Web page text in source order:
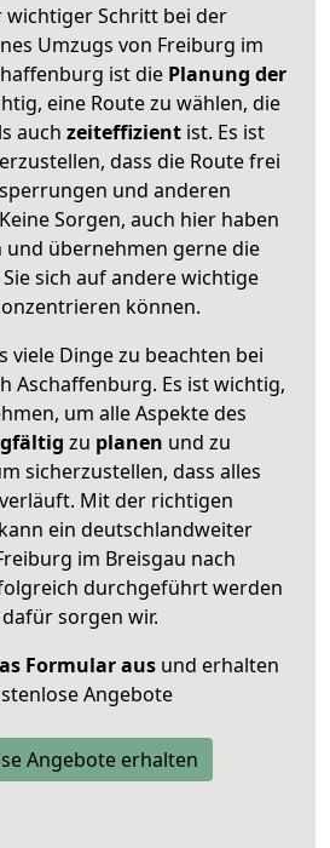
wichtiger Schritt bei der
Umzugs von Freiburg im
ist diePlanung der
eine Route zu wählen, die
auch zeiteffizientist. Es ist
dass die Route frei
und anderen
Sorgen, auch hier haben
und übernehmen gerne die
sich auf andere wichtige
können.
viele Dinge zu beachten bei
Aschaffenburg. Es ist wichtig,
um alle Aspekte des
zu planen und zu
sicherzustellen, dass alles
Mit der richtigen
ein deutschlandweiter
im Breisgau nach
durchgeführt werden
sorgen wir.
Formular ausund erhalten
Angebote
Angebote erhalten